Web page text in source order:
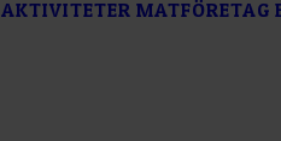
AKTIVITETER MATFÖRETAG